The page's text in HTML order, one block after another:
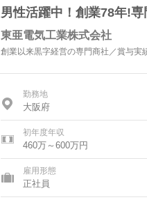
男性活躍中！創業78年!
東亜電気工業株式会社
創業以来黒字経営の専門商社／賞与実
勤務地
大阪府
初年度年収
460万～600万円
雇用形態
正社員